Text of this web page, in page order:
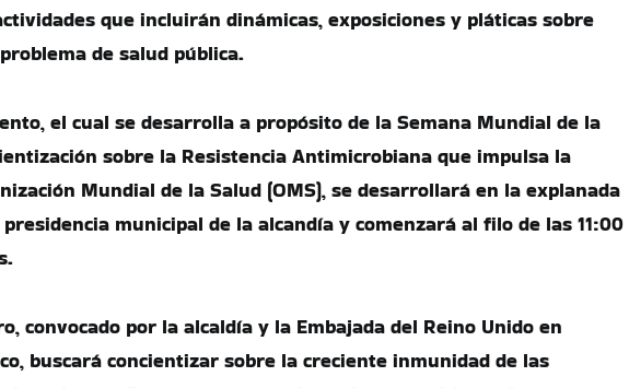
que incluirán dinámicas, exposiciones y pláticas sobre
de salud pública.
el cual se desarrolla a propósito de la Semana Mundial de la
sobre la Resistencia Antimicrobiana que impulsa la
Mundial de la Salud (OMS), se desarrollará en la explanada
municipal de la alcandía y comenzará al filo de las 11:00
convocado por la alcaldía y la Embajada del Reino Unido en
buscará concientizar sobre la creciente inmunidad de las